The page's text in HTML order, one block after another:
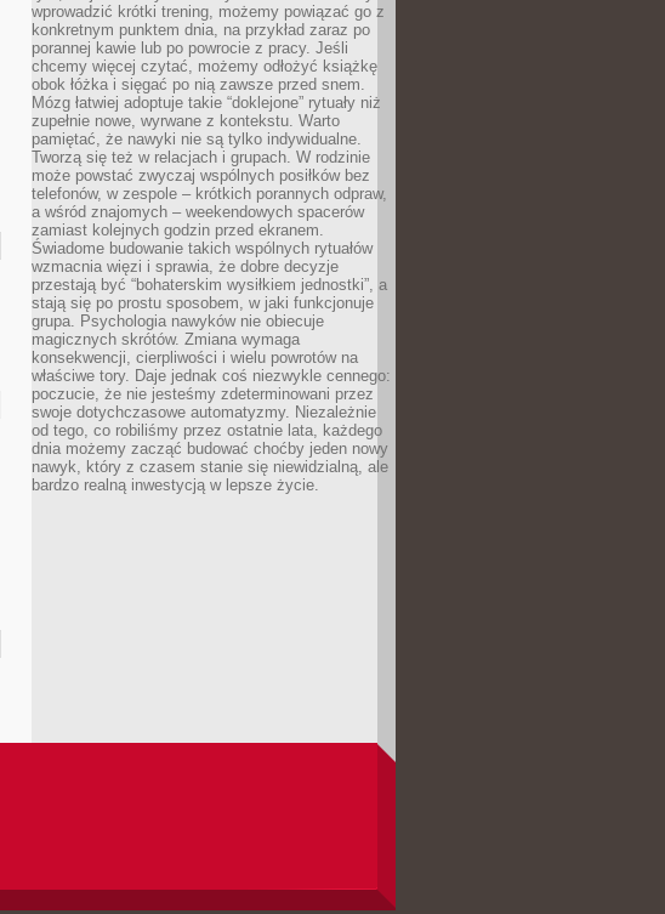
wprowadzić krótki trening, możemy powiązać go z
konkretnym punktem dnia, na przykład zaraz po
porannej kawie lub po powrocie z pracy. Jeśli
chcemy więcej czytać, możemy odłożyć książkę
obok łóżka i sięgać po nią zawsze przed snem.
Mózg łatwiej adoptuje takie “doklejone” rytuały niż
zupełnie nowe, wyrwane z kontekstu. Warto
pamiętać, że nawyki nie są tylko indywidualne.
Tworzą się też w relacjach i grupach. W rodzinie
może powstać zwyczaj wspólnych posiłków bez
telefonów, w zespole – krótkich porannych odpraw,
a wśród znajomych – weekendowych spacerów
zamiast kolejnych godzin przed ekranem.
Świadome budowanie takich wspólnych rytuałów
wzmacnia więzi i sprawia, że dobre decyzje
przestają być “bohaterskim wysiłkiem jednostki”, a
stają się po prostu sposobem, w jaki funkcjonuje
grupa. Psychologia nawyków nie obiecuje
magicznych skrótów. Zmiana wymaga
konsekwencji, cierpliwości i wielu powrotów na
właściwe tory. Daje jednak coś niezwykle cennego:
poczucie, że nie jesteśmy zdeterminowani przez
swoje dotychczasowe automatyzmy. Niezależnie
od tego, co robiliśmy przez ostatnie lata, każdego
dnia możemy zacząć budować choćby jeden nowy
nawyk, który z czasem stanie się niewidzialną, ale
bardzo realną inwestycją w lepsze życie.